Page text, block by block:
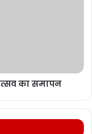
का समापन